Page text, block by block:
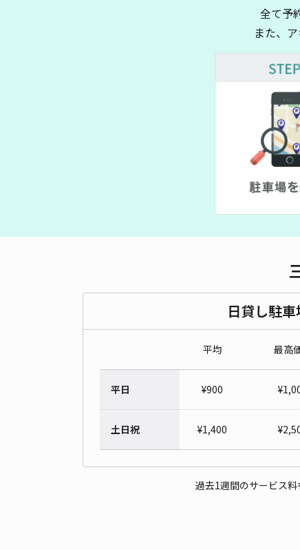
全て予
また、
日貸し駐車
平均 最高
平日 ¥900 ¥
土日祝 ¥1,400 ¥
過去1週間のサービス